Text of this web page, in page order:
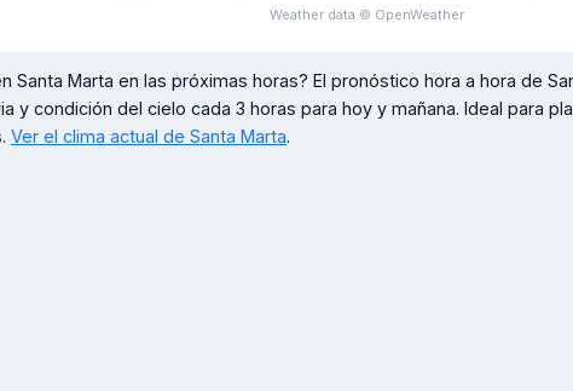
Weather data © OpenWeather
Santa Marta en las próximas horas? El pronóstico hora a hora de
y condición del cielo cada 3 horas para hoy y mañana. Ideal para
Ver el clima actual de Santa Marta.